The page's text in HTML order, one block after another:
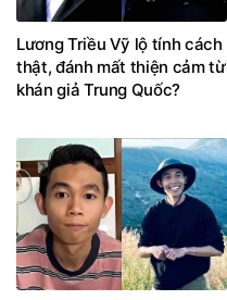
Lương Triều Vỹ lộ tính cách
thật, đánh mất thiện cảm từ
khán giả Trung Quốc?